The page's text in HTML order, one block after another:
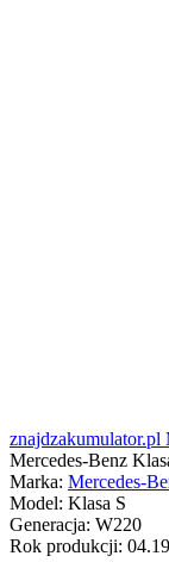
znajdzakumulator.pl
Mercedes-Benz
Marka: Mercedes-
Model: Klasa S
Generacja: W220
Rok produkcji: